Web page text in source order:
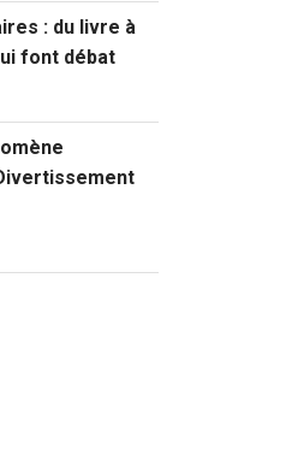
: du livre à
font débat